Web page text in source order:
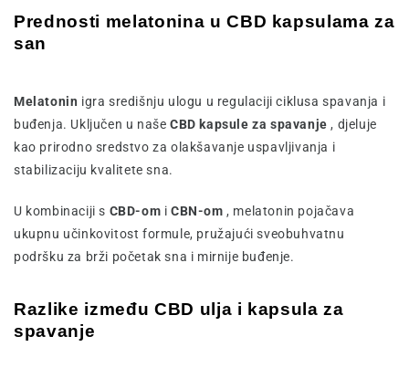
Prednosti melatonina u CBD kapsulama za
san
Melatonin igra središnju ulogu u regulaciji ciklusa spavanja i
buđenja. Uključen u naše CBD kapsule za spavanje , djeluje
kao prirodno sredstvo za olakšavanje uspavljivanja i
stabilizaciju kvalitete sna.
U kombinaciji s CBD-om iCBN-om , melatonin pojačava
ukupnu učinkovitost formule, pružajući sveobuhvatnu
podršku za brži početak sna i mirnije buđenje.
Razlike između CBD ulja i kapsula za
spavanje